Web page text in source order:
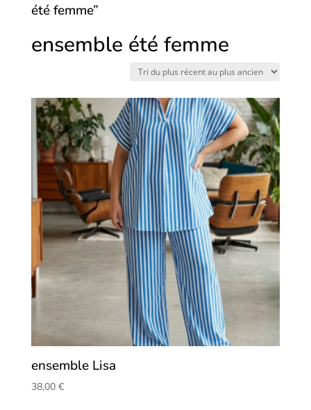
été femme”
ensemble été femme
ensemble Lisa
38,00 €